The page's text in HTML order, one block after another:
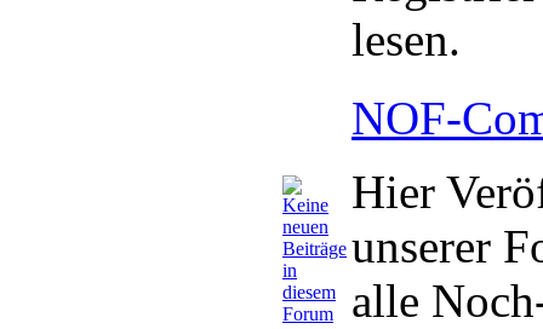
lesen.
NOF-
Hier
unserer
alle